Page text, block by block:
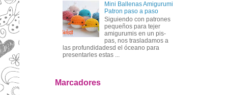
Mini Ballenas Amigurumi
Patron paso a paso
Siguiendo con patrones
pequeños para tejer
amigurumis en un pis-
pas, nos trasladamos a
las profundidadesd el óceano para
presentarles estas ...
Marcadores